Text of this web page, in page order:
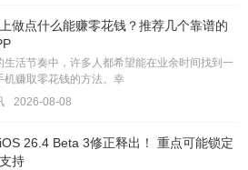
做点什么能赚零花钱？推荐几个靠谱的
生活节奏中，许多人都希望能在业余时间找到一
机赚取零花钱的方法。幸
2026-08-08
26.4 Beta 3修正释出！ 重点可能锁定
持